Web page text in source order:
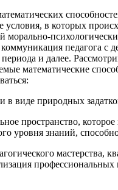
условия, в которых
морально-
коммуникация педагога с
и далее.
математические
в виде природных
пространство,
уровня знаний,
мастерства,